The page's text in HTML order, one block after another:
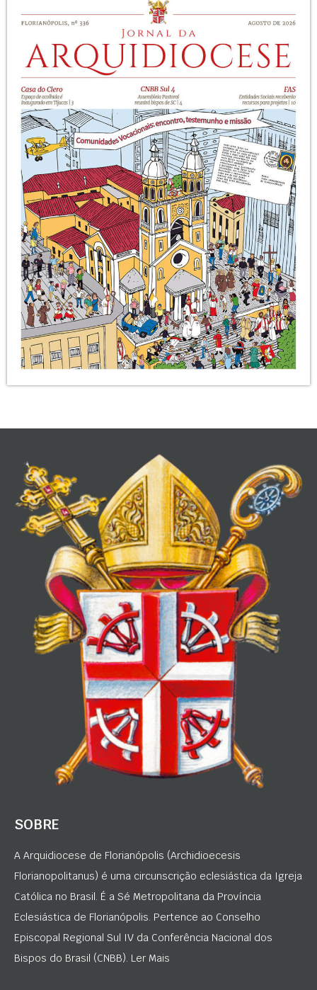
SOBRE
A Arquidiocese de Florianópolis (Archidioecesis
Florianopolitanus) é uma circunscrição eclesiástica da Igreja
Católica no Brasil. É a Sé Metropolitana da Província
Eclesiástica de Florianópolis. Pertence ao Conselho
Episcopal Regional Sul IV da Conferência Nacional dos
Bispos do Brasil (CNBB). Ler Mais